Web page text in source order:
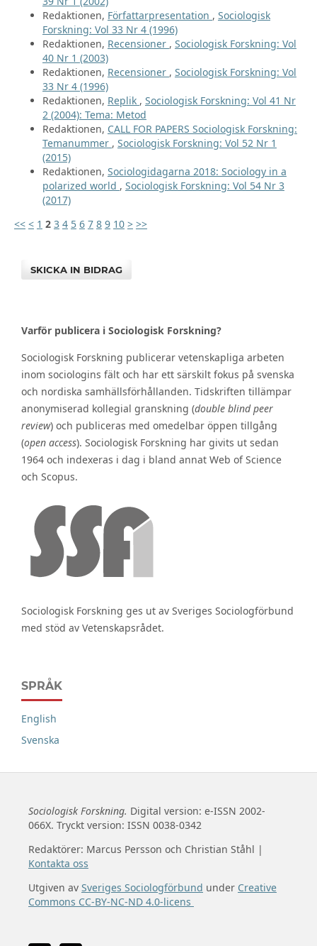
Redaktionen, Författarpresentation , Sociologisk
Forskning: Vol 33 Nr 4 (1996)
Redaktionen, Recensioner , Sociologisk Forskning: Vol
40 Nr 1 (2003)
Redaktionen, Recensioner , Sociologisk Forskning: Vol
33 Nr 4 (1996)
Redaktionen, Replik , Sociologisk Forskning: Vol 41 Nr
2 (2004): Tema: Metod
Redaktionen, CALL FOR PAPERS Sociologisk Forskning:
Temanummer , Sociologisk Forskning: Vol 52 Nr 1
(2015)
Redaktionen, Sociologidagarna 2018: Sociology in a
polarized world , Sociologisk Forskning: Vol 54 Nr 3
(2017)
<< < 1 2 3 4 5 6 7 8 9 10 > >>
SKICKA IN BIDRAG
Varför publicera i Sociologisk Forskning?
Sociologisk Forskning publicerar vetenskapliga arbeten
inom sociologins fält och har ett särskilt fokus på svenska
och nordiska samhällsförhållanden. Tidskriften tillämpar
anonymiserad kollegial granskning (double blind peer
review) och publiceras med omedelbar öppen tillgång
(open access). Sociologisk Forskning har givits ut sedan
1964 och indexeras i dag i bland annat Web of Science
och Scopus.
Sociologisk Forskning ges ut av Sveriges Sociologförbund
med stöd av Vetenskapsrådet.
SPRÅK
English
Svenska
Sociologisk Forskning. Digital version: e-ISSN 2002-
066X. Tryckt version: ISSN 0038-0342
Redaktörer: Marcus Persson och Christian Ståhl |
Kontakta oss
Utgiven av Sveriges Sociologförbund under Creative
Commons CC-BY-NC-ND 4.0-licens